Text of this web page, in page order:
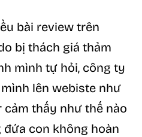
bài review trên
bị thách giá thảm
mình tự hỏi, công ty
lên webiste như
cảm thấy như thế nào
con không hoàn